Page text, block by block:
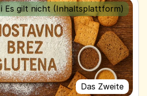
Das Zweite
ℹ️ Es gilt nicht (Inhaltsplattform)